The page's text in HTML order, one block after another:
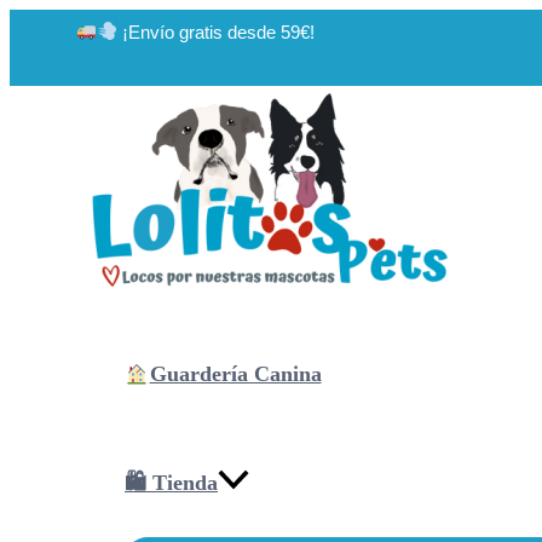
¡Envío gratis desde 59€!
Guardería Canina
🛍 Tienda